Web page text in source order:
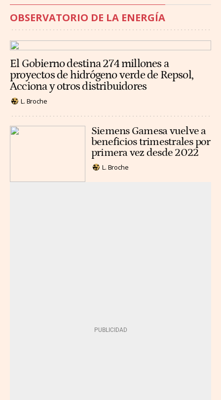
OBSERVATORIO DE LA ENERGÍA
El Gobierno destina 274 millones a
proyectos de hidrógeno verde de Repsol,
Acciona y otros distribuidores
L. Broche
Siemens Gamesa vuelve a
beneficios trimestrales por
primera vez desde 2022
L. Broche